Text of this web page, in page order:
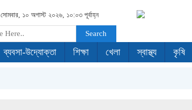
সোমবার, ১০ অগাস্ট ২০২৬, ১০:০৩ পূর্বাহ্ন
Search
ব্যবসা-উদ্যোক্তা শিক্ষা খেলা স্বাস্থ্য কৃষি